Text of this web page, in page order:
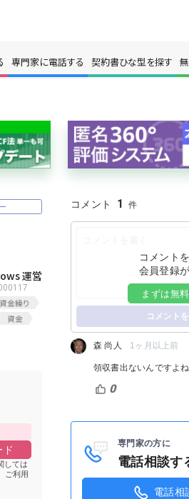
契約書ひな型を探
無料で株価を算定
無料でアンケート
ちょこっと相談と
新規会員登録
専門家に電話する 契約書ひな型を探す
運営
資金繰り
資金
ド
しては
ご利用
コメント 1
コメント
会員登録
まずは無
コメント
森 尚人 1ヶ月以上前
領収書出ないんですよね
0
専門家の方に
電話相談す
電話相